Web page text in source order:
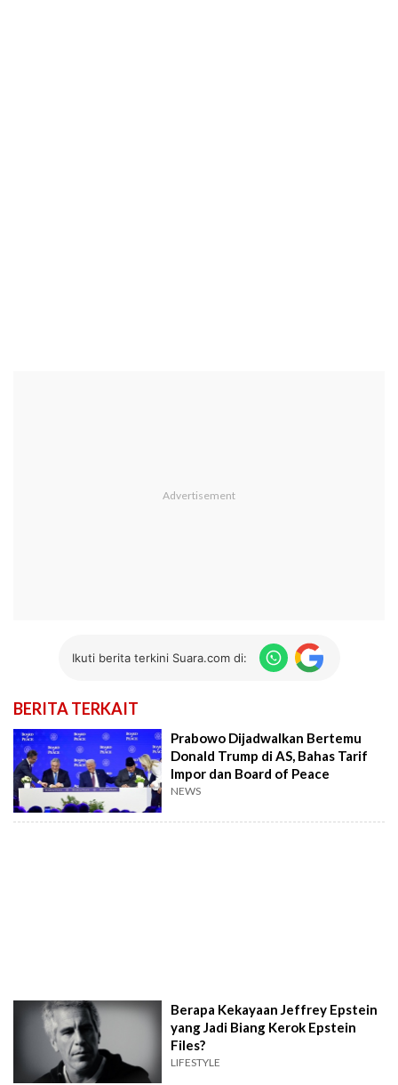
Ikuti berita terkini Suara.com di:
BERITA TERKAIT
Prabowo Dijadwalkan Bertemu
Donald Trump di AS, Bahas Tarif
Impor dan Board of Peace
NEWS
Berapa Kekayaan Jeffrey Epstein
yang Jadi Biang Kerok Epstein
Files?
LIFESTYLE